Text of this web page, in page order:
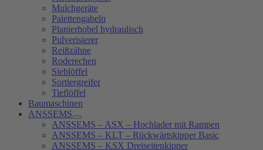
Mulchgeräte
Palettengabeln
Planierhobel hydraulisch
Pulverisierer
Reißzähne
Roderechen
Sieblöffel
Sortiergreifer
Tieflöffel
Baumaschinen
ANSSEMS
ANSSEMS – ASX – Hochlader mit Rampen
ANSSEMS – KLT – Rückwärtskipper Basic
ANSSEMS – KSX Dreiseitenkipper